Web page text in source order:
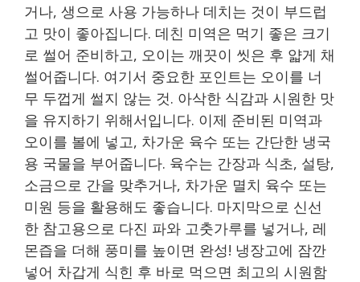
거나, 생으로 사용 가능하나 데치는 것이 부드럽
고 맛이 좋아집니다. 데친 미역은 먹기 좋은 크기
로 썰어 준비하고, 오이는 깨끗이 씻은 후 얇게 채
썰어줍니다. 여기서 중요한 포인트는 오이를 너
무 두껍게 썰지 않는 것. 아삭한 식감과 시원한 맛
을 유지하기 위해서입니다. 이제 준비된 미역과
오이를 볼에 넣고, 차가운 육수 또는 간단한 냉국
용 국물을 부어줍니다. 육수는 간장과 식초, 설탕,
소금으로 간을 맞추거나, 차가운 멸치 육수 또는
미원 등을 활용해도 좋습니다. 마지막으로 신선
한 참고용으로 다진 파와 고춧가루를 넣거나, 레
몬즙을 더해 풍미를 높이면 완성! 냉장고에 잠깐
넣어 차갑게 식힌 후 바로 먹으면 최고의 시원함